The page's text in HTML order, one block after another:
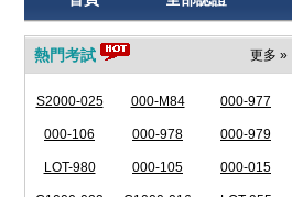
更多 »
熱門考試
S2000-025 000-M84 000-977
000-106 000-978 000-979
LOT-980 000-105 000-015